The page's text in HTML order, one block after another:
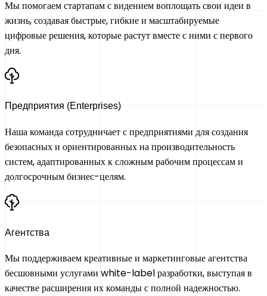
Мы помогаем стартапам с видением воплощать свои идеи в
жизнь, создавая быстрые, гибкие и масштабируемые
цифровые решения, которые растут вместе с ними с первого
дня.
Предприятия (Enterprises)
Наша команда сотрудничает с предприятиями для создания
безопасных и ориентированных на производительность
систем, адаптированных к сложным рабочим процессам и
долгосрочным бизнес-целям.
Агентства
Мы поддерживаем креативные и маркетинговые агентства
бесшовными услугами white-label разработки, выступая в
качестве расширения их команды с полной надежностью.